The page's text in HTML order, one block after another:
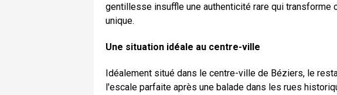
gentillesse insuffle une authenticité rare qui transforme
unique.
Une situation idéale au centre-ville
Idéalement situé dans le centre-ville de Béziers, le
l'escale parfaite après une balade dans les rues